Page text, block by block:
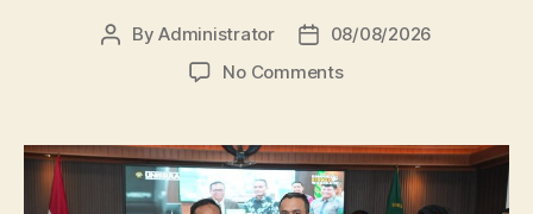
PostByAdministrator
Post08/08/2026
No Commentson
Gas
Targetkan
53